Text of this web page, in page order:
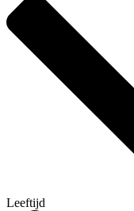
Leeftijd